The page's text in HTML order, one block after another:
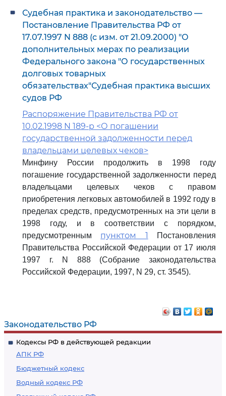
Законодательство РФ
Кодексы РФ в действующей редакции
АПК РФ
Бюджетный кодекс
Водный кодекс РФ
Судебная практика и законодательство —
Постановление Правительства РФ от
17.07.1997 N 888 (с изм. от 21.09.2000) "О
дополнительных мерах по реализации
Федерального закона "О государственных
долговых товарных
обязательствах"Судебная практика высших
судов РФ
Распоряжение Правительства РФ от
10.02.1998 N 189-р <О погашении
государственной задолженности перед
владельцами целевых чеков>
Минфину России продолжить в 1998 году
погашение государственной задолженности перед
владельцами целевых чеков с правом
приобретения легковых автомобилей в 1992 году в
пределах средств, предусмотренных на эти цели в
1998 году, и в соответствии с порядком,
предусмотренным пунктом 1 Постановления
Правительства Российской Федерации от 17 июля
1997 г. N 888 (Собрание законодательства
Российской Федерации, 1997, N 29, ст. 3545).